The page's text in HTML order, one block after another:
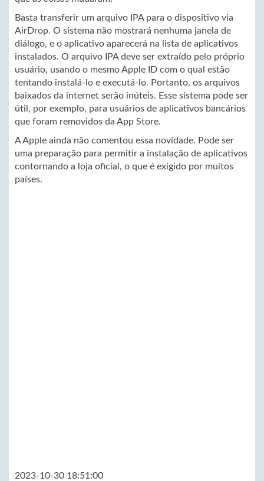
Basta transferir um arquivo IPA para o dispositivo via
AirDrop. O sistema não mostrará nenhuma janela de
diálogo, e o aplicativo aparecerá na lista de aplicativos
instalados. O arquivo IPA deve ser extraído pelo próprio
usuário, usando o mesmo Apple ID com o qual estão
tentando instalá-lo e executá-lo. Portanto, os arquivos
baixados da internet serão inúteis. Esse sistema pode ser
útil, por exemplo, para usuários de aplicativos bancários
que foram removidos da App Store.
A Apple ainda não comentou essa novidade. Pode ser
uma preparação para permitir a instalação de aplicativos
contornando a loja oficial, o que é exigido por muitos
países.
2023-10-30 18:51:00